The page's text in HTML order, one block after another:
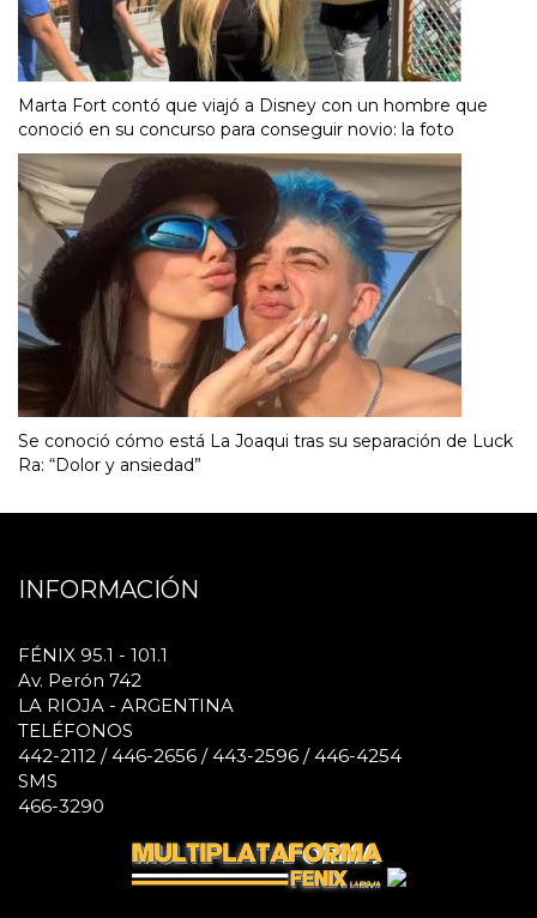
Marta Fort contó que viajó a Disney con un hombre que
conoció en su concurso para conseguir novio: la foto
Se conoció cómo está La Joaqui tras su separación de Luck
Ra: “Dolor y ansiedad”
INFORMACIÓN
FÉNIX 95.1 - 101.1
Av. Perón 742
LA RIOJA - ARGENTINA
TELÉFONOS
442-2112 / 446-2656 / 443-2596 / 446-4254
SMS
466-3290